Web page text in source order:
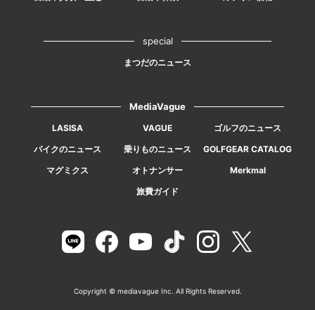
special
まつだのニュース
MediaVague
LASISA VAGUE
ゴルフのニュース
バイクのニュース
乗りものニュース
GOLFGEAR CATALOG
マグミクス
オトナンサー
Merkmal
旅費ガイド
Copyright © mediavague Inc. All Rights Reserved.